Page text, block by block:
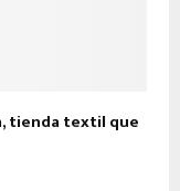
tienda textil que